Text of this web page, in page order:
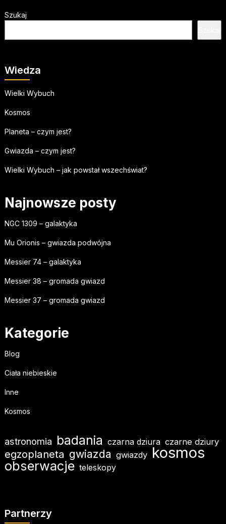
Szukaj
Wiedza
Wielki Wybuch
Kosmos
Planeta – czym jest?
Gwiazda – czym jest?
Wielki Wybuch – jak powstał wszechświat?
Najnowsze posty
NGC 1309 – galaktyka
Mu Orionis – gwiazda podwójna
Messier 74 – galaktyka
Messier 38 – gromada gwiazd
Messier 37 – gromada gwiazd
Kategorie
Blog
Ciała niebieskie
Inne
Kosmos
astronomia badania czarna dziura czarne dziury
egzoplaneta gwiazda gwiazdy kosmos
obserwacje teleskopy
Partnerzy